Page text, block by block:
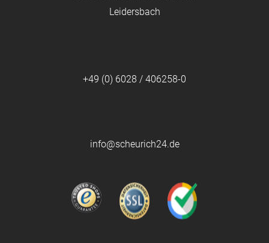
Leidersbach
+49 (0) 6028 / 406258-0
info@scheurich24.de